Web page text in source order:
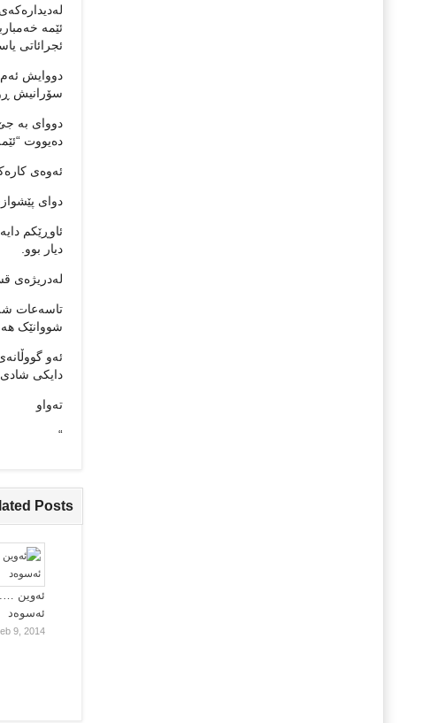
ئێمه‌
ئجرائاتی
دووایش ئه‌م
سۆرانیش
ده‌یووت
ئه‌وه‌ی
دوای
دیار بوو.
له‌دریژه‌ی
تاسه‌عات
شووانێک
ئه‌و
دایکی شادی
ته‌واو‌
“
Posts
ئەوین
ئەسوەد
9, 2014